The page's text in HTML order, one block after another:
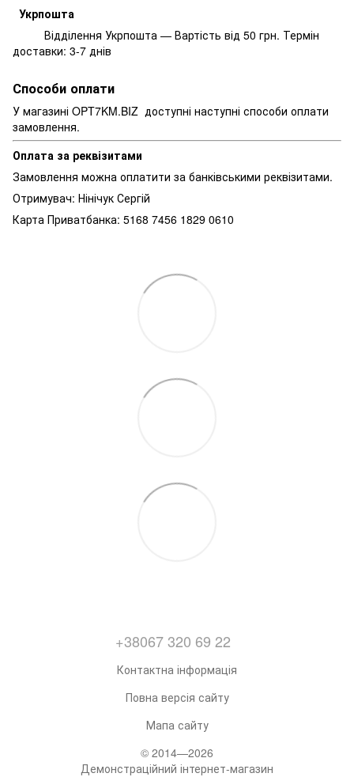
Укрпошта
Відділення Укрпошта — Вартість від 50 грн. Термін
доставки: 3-7 днів
Способи оплати
У магазині OPT7KM.BIZ доступні наступні способи оплати
замовлення.
Оплата за реквізитами
Замовлення можна оплатити за банківськими реквізитами.
Отримувач: Нінічук Сергій
Карта Приватбанка: 5168 7456 1829 0610
+38067 320 69 22
Контактна інформація
Повна версія сайту
Мапа сайту
© 2014—2026
Демонстраційний інтернет-магазин